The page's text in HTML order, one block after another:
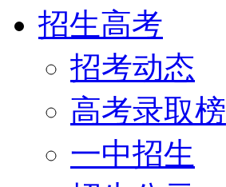
招生高考
招考动态
高考录取榜
一中招生